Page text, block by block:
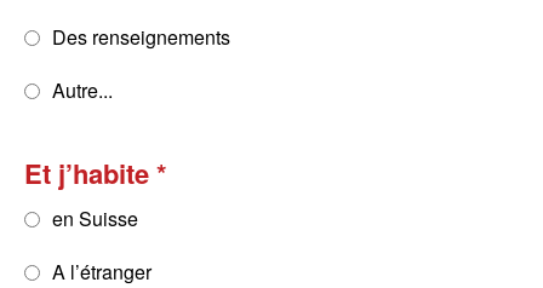
Des renseignements
Autre...
Et j’habite
en Suisse
A l’étranger